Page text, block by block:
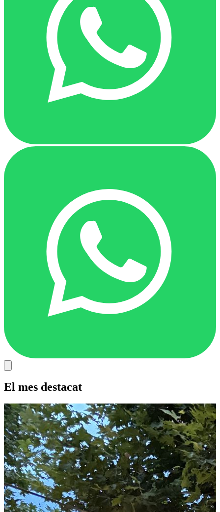
El mes destacat